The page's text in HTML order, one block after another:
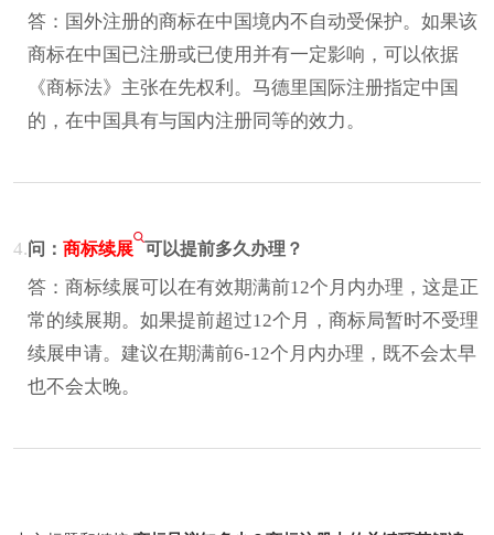
答：国外注册的商标在中国境内不自动受保护。如果该
商标在中国已注册或已使用并有一定影响，可以依据
《商标法》主张在先权利。马德里国际注册指定中国
的，在中国具有与国内注册同等的效力。
4.问： 商标续展 可以提前多久办理？
答：商标续展可以在有效期满前12个月内办理，这是正
常的续展期。如果提前超过12个月，商标局暂时不受理
续展申请。建议在期满前6-12个月内办理，既不会太早
也不会太晚。